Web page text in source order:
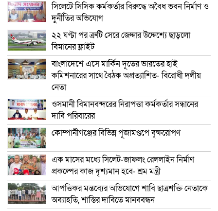
সিলেটে সিসিক কর্মকর্তার বিরুদ্ধে অবৈধ ভবন নির্মাণ ও
দুর্নীতির অভিযোগ
২২ ঘণ্টা পর ত্রুটি সেরে জেদ্দার উদ্দেশ্যে ছাড়লো
বিমানের ফ্লাইট
বাংলাদেশে এসে মার্কিন দূতের ভারতের হাই
কমিশনারের সাথে বৈঠক অপ্রত্যাশিত- বিরোধী দলীয়
নেতা
ওসমানী বিমানবন্দরের নিরাপত্তা কর্মকর্তার সন্ধানের
দাবি পরিবারের
কোম্পানীগঞ্জের বিভিন্ন পূজামণ্ডপে বৃক্ষরোপণ
এক মাসের মধ্যে সিলেট-জাফলং রেললাইন নির্মাণ
প্রকল্পের কাজ দৃশ্যমান হবে- শ্রম মন্ত্রী
আপত্তিকর মন্তব্যের অভিযোগে শাবি ছাত্রশক্তি নেতাকে
অব্যাহতি, শাস্তির দাবিতে মানববন্ধন